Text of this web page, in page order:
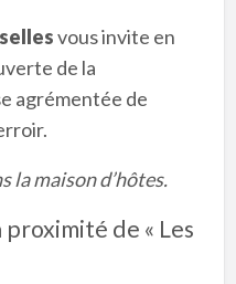
vous invite en
de la
agrémentée de
la maison d’hôtes.
de « Les